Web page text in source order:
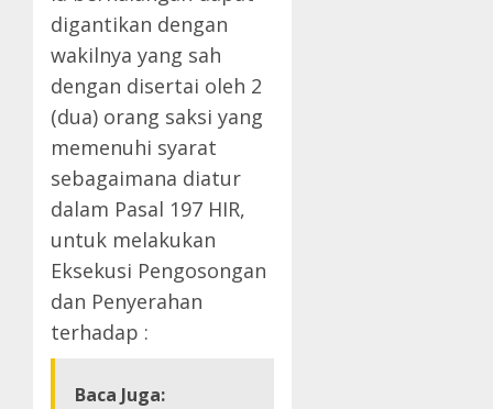
digantikan dengan
wakilnya yang sah
dengan disertai oleh 2
(dua) orang saksi yang
memenuhi syarat
sebagaimana diatur
dalam Pasal 197 HIR,
untuk melakukan
Eksekusi Pengosongan
dan Penyerahan
terhadap :
Baca Juga: